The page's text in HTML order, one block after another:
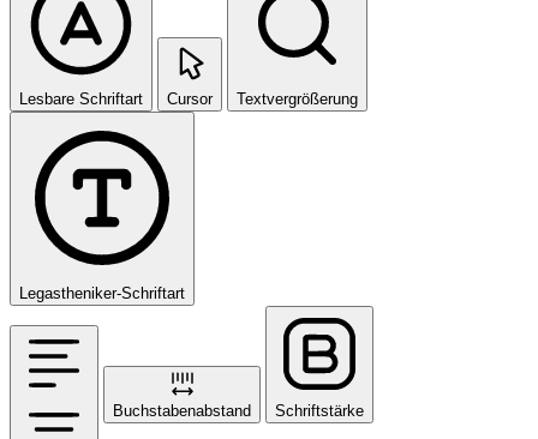
Lesbare Schriftart Cursor Textvergrößerung
Legastheniker-Schriftart
Buchstabenabstand Schriftstärke